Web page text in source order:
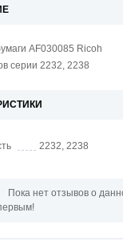
AF030085 Ricoh
серии 2232, 2238
2232, 2238
Пока нет отзывов о